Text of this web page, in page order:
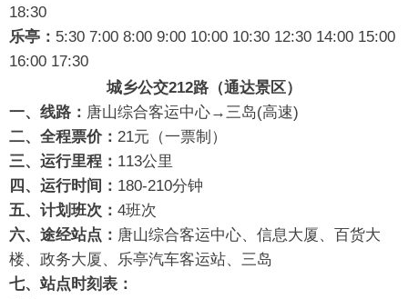
18:30
乐亭： 5:30 7:00 8:00 9:00 10:00 10:30 12:30 14:00 15:00
16:00 17:30
城乡公交212路（通达景区）
一、线路： 唐山综合客运中心→三岛(高速)
二、全程票价： 21元（一票制）
三、运行里程： 113公里
四、运行时间： 180-210分钟
五、计划班次： 4班次
六、途经站点： 唐山综合客运中心、信息大厦、百货大
楼、政务大厦、乐亭汽车客运站、三岛
七、站点时刻表：